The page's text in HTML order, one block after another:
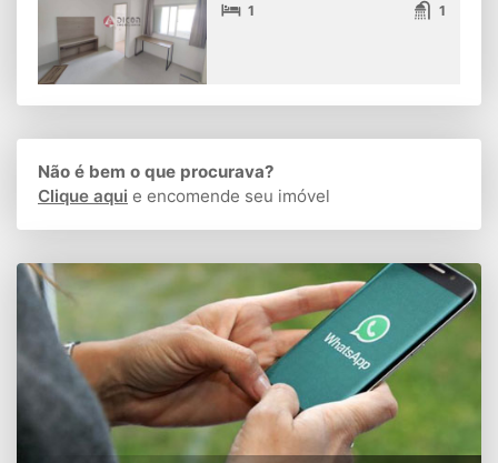
1 1
Não é bem o que procurava?
Clique aqui e encomende seu imóvel